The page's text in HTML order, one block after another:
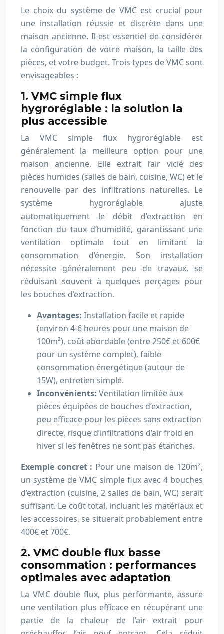
Le choix du système de VMC est crucial pour
une installation réussie et discrète dans une
maison ancienne. Il est essentiel de considérer
la configuration de votre maison, la taille des
pièces, et votre budget. Trois types de VMC sont
envisageables :
1. VMC simple flux
hygroréglable : la solution la
plus accessible
La VMC simple flux hygroréglable est
généralement la meilleure option pour une
maison ancienne. Elle extrait l’air vicié des
pièces humides (salles de bain, cuisine, WC) et le
renouvelle par des infiltrations naturelles. Le
système hygroréglable ajuste
automatiquement le débit d’extraction en
fonction du taux d’humidité, garantissant une
ventilation optimale tout en limitant la
consommation d’énergie. Son installation
nécessite généralement peu de travaux, se
réduisant souvent à quelques perçages pour
les bouches d’extraction.
Avantages: Installation facile et rapide
(environ 4-6 heures pour une maison de
100m²), coût abordable (entre 250€ et 600€
pour un système complet), faible
consommation énergétique (autour de
15W), entretien simple.
Inconvénients: Ventilation limitée aux
pièces équipées de bouches d’extraction,
peu efficace pour les pièces sans extraction
directe, risque d’infiltrations d’air froid en
hiver si les fenêtres ne sont pas étanches.
Exemple concret : Pour une maison de 120m²,
un système de VMC simple flux avec 4 bouches
d’extraction (cuisine, 2 salles de bain, WC) serait
suffisant. Le coût total, incluant les matériaux et
les accessoires, se situerait probablement entre
400€ et 700€.
2. VMC double flux basse
consommation : performances
optimales avec adaptation
La VMC double flux, plus performante, assure
une ventilation plus efficace en récupérant une
partie de la chaleur de l’air extrait pour